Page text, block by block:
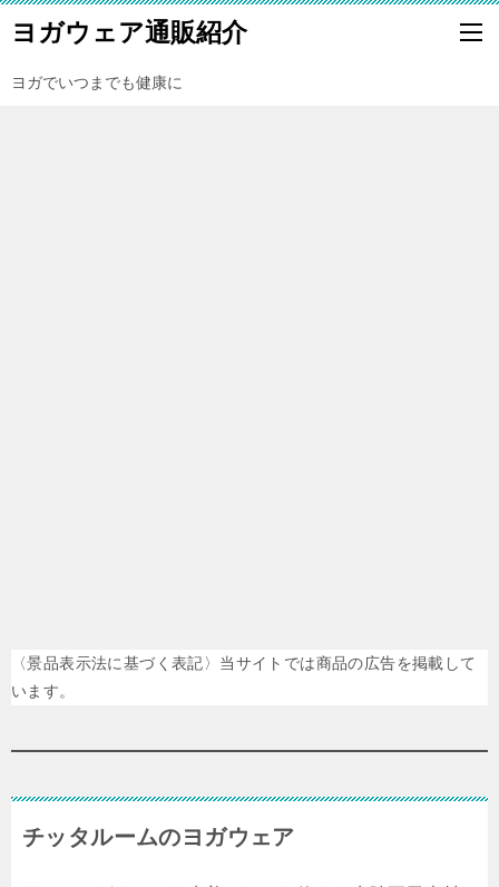
ヨガウェア通販紹介
ヨガでいつまでも健康に
〈景品表示法に基づく表記〉当サイトでは商品の広告を掲載して
います。
チッタルームのヨガウェア